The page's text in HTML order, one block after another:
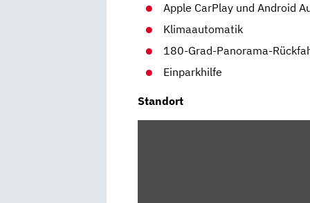
Apple CarPlay und Android
Klimaautomatik
180-Grad-Panorama-
Einparkhilfe
Standort